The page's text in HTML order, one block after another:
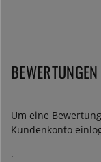
BEWERTUNGEN
Um eine
Kundenkonto
.